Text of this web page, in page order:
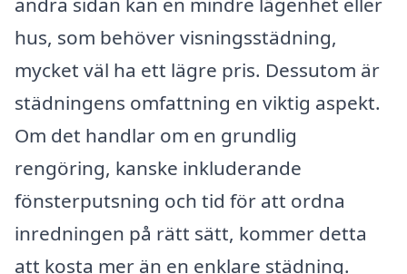
hus, som behöver visningsstädning,
mycket väl ha ett lägre pris. Dessutom är
städningens omfattning en viktig aspekt.
Om det handlar om en grundlig
rengöring, kanske inkluderande
fönsterputsning och tid för att ordna
inredningen på rätt sätt, kommer detta
att kosta mer än en enklare städning.